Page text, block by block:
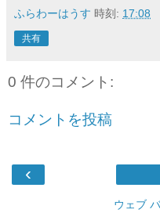
ふらわーはうす 時刻: 17:08
共有
0 件のコメント:
コメントを投稿
‹
ウェブ